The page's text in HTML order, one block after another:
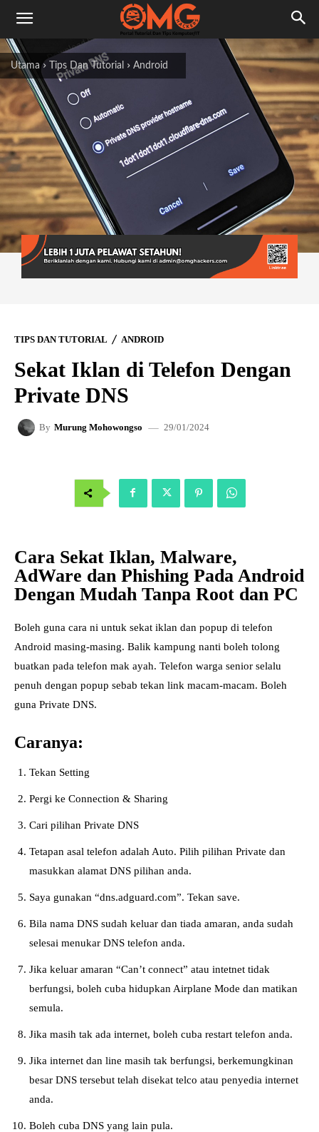
Utama Tips Dan Tutorial Android
TIPS DAN TUTORIAL ANDROID
Sekat Iklan di Telefon Dengan
Private DNS
By Murung Mohowongso 29/01/2024
Cara Sekat Iklan, Malware,
AdWare dan Phishing Pada Android
Dengan Mudah Tanpa Root dan PC
Boleh guna cara ni untuk sekat iklan dan popup di telefon
Android masing-masing. Balik kampung nanti boleh tolong
buatkan pada telefon mak ayah. Telefon warga senior selalu
penuh dengan popup sebab tekan link macam-macam. Boleh
guna Private DNS.
Caranya:
Tekan Setting
Pergi ke Connection & Sharing
Cari pilihan Private DNS
Tetapan asal telefon adalah Auto. Pilih pilihan Private dan
masukkan alamat DNS pilihan anda.
Saya gunakan “dns.adguard.com”. Tekan save.
Bila nama DNS sudah keluar dan tiada amaran, anda sudah
selesai menukar DNS telefon anda.
Jika keluar amaran “Can’t connect” atau intetnet tidak
berfungsi, boleh cuba hidupkan Airplane Mode dan matikan
semula.
Jika masih tak ada internet, boleh cuba restart telefon anda.
Jika internet dan line masih tak berfungsi, berkemungkinan
besar DNS tersebut telah disekat telco atau penyedia internet
anda.
Boleh cuba DNS yang lain pula.